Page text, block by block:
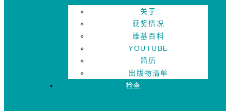
关于
获奖情况
维基百科
YOUTUBE
简历
出版物清单
检查